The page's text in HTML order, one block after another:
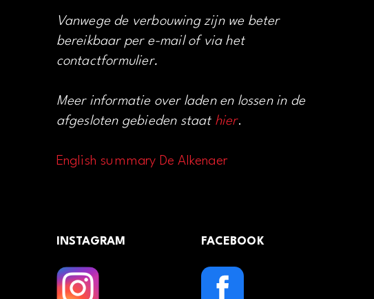
Vanwege de verbouwing zijn we beter
bereikbaar per e-mail of via het
contactformulier.
Meer informatie over laden en lossen in de
afgesloten gebieden staat hier.
English summary De Alkenaer
INSTAGRAM FACEBOOK